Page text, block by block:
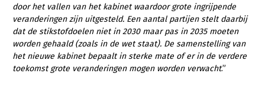
door het vallen van het kabinet waardoor grote ingrijpende
veranderingen zijn uitgesteld. Een aantal partijen stelt daarbij
dat de stikstofdoelen niet in 2030 maar pas in 2035 moeten
worden gehaald (zoals in de wet staat). De samenstelling van
het nieuwe kabinet bepaalt in sterke mate of er in de verdere
toekomst grote veranderingen mogen worden verwacht.”